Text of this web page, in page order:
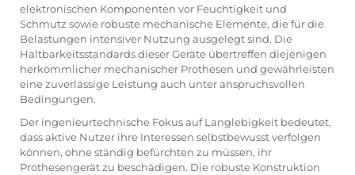
elektronischen Komponenten vor Feuchtigkeit und
Schmutz sowie robuste mechanische Elemente, die für die
Belastungen intensiver Nutzung ausgelegt sind. Die
Haltbarkeitsstandards dieser Geräte übertreffen diejenigen
herkömmlicher mechanischer Prothesen und gewährleisten
eine zuverlässige Leistung auch unter anspruchsvollen
Bedingungen.
Der ingenieurtechnische Fokus auf Langlebigkeit bedeutet,
dass aktive Nutzer ihre Interessen selbstbewusst verfolgen
können, ohne ständig befürchten zu müssen, ihr
Prothesengerät zu beschädigen. Die robuste Konstruktion